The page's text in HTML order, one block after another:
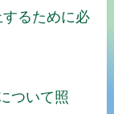
るために必
ついて照